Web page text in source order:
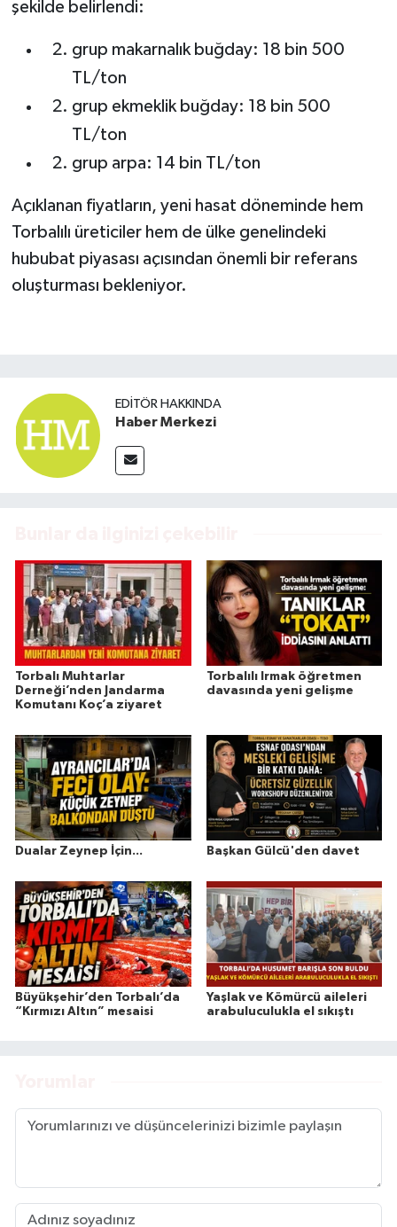
şekilde belirlendi:
grup makarnalık buğday: 18 bin 500
TL/ton
grup ekmeklik buğday: 18 bin 500
TL/ton
grup arpa: 14 bin TL/ton
Açıklanan fiyatların, yeni hasat döneminde hem
Torbalılı üreticiler hem de ülke genelindeki
hububat piyasası açısından önemli bir referans
oluşturması bekleniyor.
EDITÖR HAKKINDA
Haber Merkezi
Torbalı Muhtarlar
Derneği’nden Jandarma
Komutanı Koç’a ziyaret
Torbalılı Irmak öğretmen
davasında yeni gelişme
Dualar Zeynep İçin... Başkan Gülcü'den davet
Büyükşehir’den Torbalı’da
“Kırmızı Altın” mesaisi
Yaşlak ve Kömürcü aileleri
arabuluculukla el sıkıştı